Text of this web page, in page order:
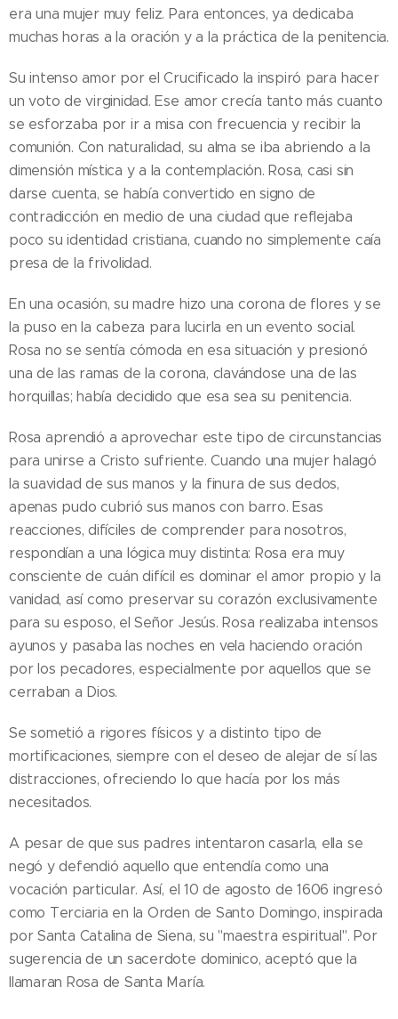
era una mujer muy feliz. Para entonces, ya dedicaba
muchas horas a la oración y a la práctica de la penitencia.
Su intenso amor por el Crucificado la inspiró para hacer
un voto de virginidad. Ese amor crecía tanto más cuanto
se esforzaba por ir a misa con frecuencia y recibir la
comunión. Con naturalidad, su alma se iba abriendo a la
dimensión mística y a la contemplación. Rosa, casi sin
darse cuenta, se había convertido en signo de
contradicción en medio de una ciudad que reflejaba
poco su identidad cristiana, cuando no simplemente caía
presa de la frivolidad.
En una ocasión, su madre hizo una corona de flores y se
la puso en la cabeza para lucirla en un evento social.
Rosa no se sentía cómoda en esa situación y presionó
una de las ramas de la corona, clavándose una de las
horquillas; había decidido que esa sea su penitencia.
Rosa aprendió a aprovechar este tipo de circunstancias
para unirse a Cristo sufriente. Cuando una mujer halagó
la suavidad de sus manos y la finura de sus dedos,
apenas pudo cubrió sus manos con barro. Esas
reacciones, difíciles de comprender para nosotros,
respondían a una lógica muy distinta: Rosa era muy
consciente de cuán difícil es dominar el amor propio y la
vanidad, así como preservar su corazón exclusivamente
para su esposo, el Señor Jesús. Rosa realizaba intensos
ayunos y pasaba las noches en vela haciendo oración
por los pecadores, especialmente por aquellos que se
cerraban a Dios.
Se sometió a rigores físicos y a distinto tipo de
mortificaciones, siempre con el deseo de alejar de sí las
distracciones, ofreciendo lo que hacía por los más
necesitados.
A pesar de que sus padres intentaron casarla, ella se
negó y defendió aquello que entendía como una
vocación particular. Así, el 10 de agosto de 1606 ingresó
como Terciaria en la Orden de Santo Domingo, inspirada
por Santa Catalina de Siena, su "maestra espiritual". Por
sugerencia de un sacerdote dominico, aceptó que la
llamaran Rosa de Santa María.